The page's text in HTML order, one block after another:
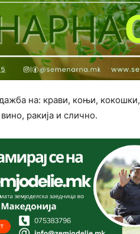
на: крави, коњи,
ракија и слично.